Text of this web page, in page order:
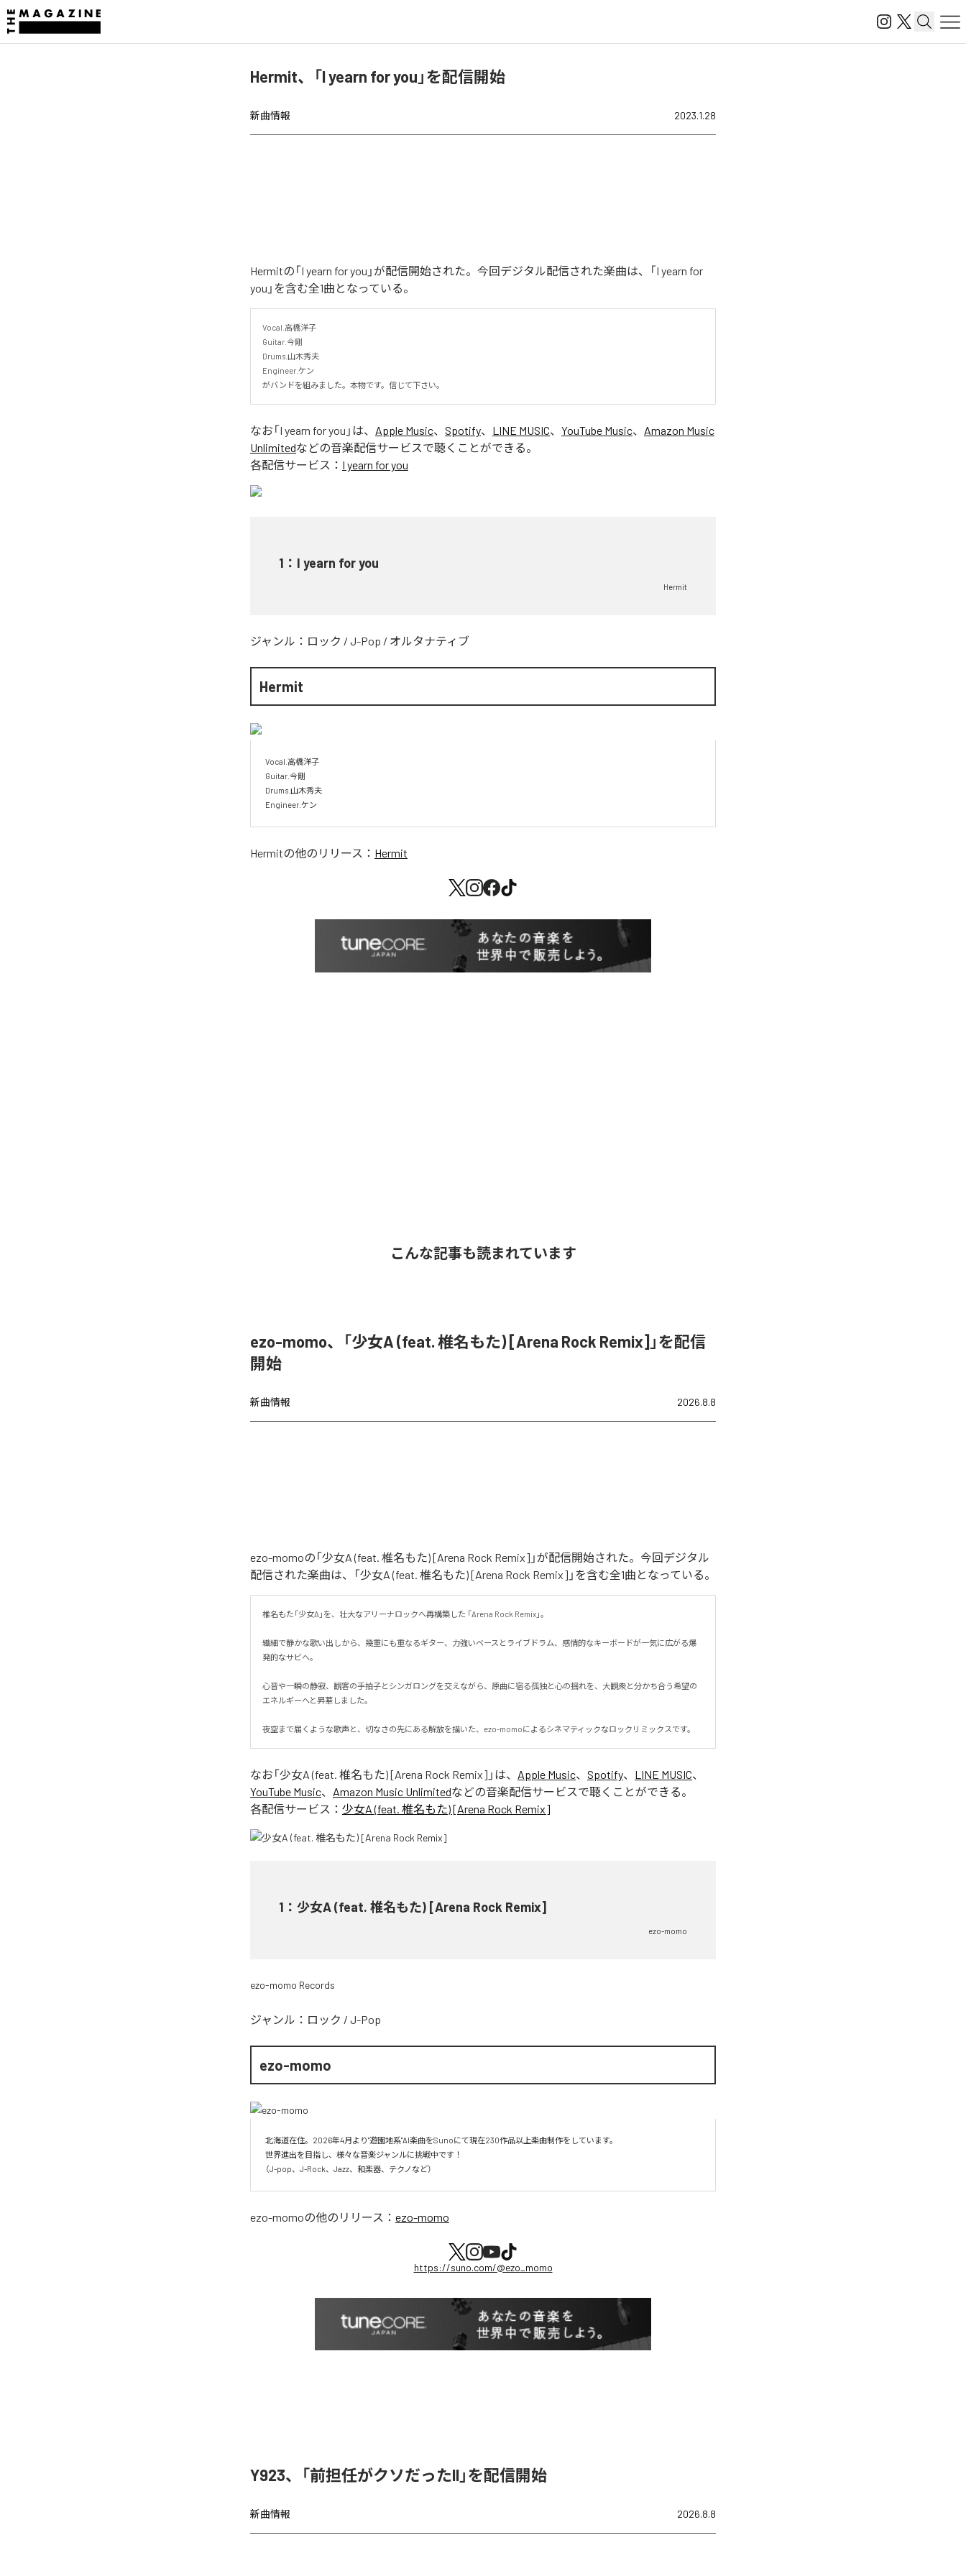
Hermit、「I yearn for you」を配信開始
新曲情報 2023.1.28
Hermitの「I yearn for you」が配信開始された。今回デジタル配信された楽曲は、「I yearn for
you」を含む全1曲となっている。
Vocal.高橋洋子
Guitar.今剛
Drums.山木秀夫
Engineer.ケン
がバンドを組みました。本物です。信じて下さい。
なお「I yearn for you 」は、 Apple Music、 Spotify、 LINE MUSIC、 YouTube Music、 Amazon Music
Unlimitedなどの音楽配信サービスで聴くことができる。
各配信サービス： I yearn for you
1 ： I yearn for you
Hermit
ジャンル： ロック / J-Pop / オルタナティブ
Hermit
Vocal.高橋洋子
Guitar.今剛
Drums.山木秀夫
Engineer.ケン
Hermitの他のリリース： Hermit
こんな記事も読まれています
ezo-momo、「少女A (feat. 椎名もた) [Arena Rock Remix]」を配信
開始
新曲情報 2026.8.8
ezo-momoの「少女A (feat. 椎名もた) [Arena Rock Remix]」が配信開始された。今回デジタル
配信された楽曲は、「少女A (feat. 椎名もた) [Arena Rock Remix]」を含む全1曲となっている。
椎名もた「少女A」を、壮大なアリーナロックへ再構築した 「Arena Rock Remix」。
繊細で静かな歌い出しから、幾重にも重なるギター、力強いベースとライブドラム、感情的なキーボードが一気に広がる爆
発的なサビへ。
心音や一瞬の静寂、観客の手拍子とシンガロングを交えながら、原曲に宿る孤独と心の揺れを、大観衆と分かち合う希望の
エネルギーへと昇華しました。
夜空まで届くような歌声と、切なさの先にある解放を描いた、ezo-momoによるシネマティックなロックリミックスです。
なお「少女A (feat. 椎名もた) [Arena Rock Remix] 」は、 Apple Music、 Spotify、 LINE MUSIC、
YouTube Music、 Amazon Music Unlimitedなどの音楽配信サービスで聴くことができる。
各配信サービス： 少女A (feat. 椎名もた) [Arena Rock Remix]
1 ： 少女A (feat. 椎名もた) [Arena Rock Remix]
ezo-momo
ezo-momo Records
ジャンル： ロック / J-Pop
ezo-momo
北海道在住。2026年4月より"遊園地系"AI楽曲をSunoにて現在230作品以上楽曲制作をしています。
世界進出を目指し、様々な音楽ジャンルに挑戦中です！
（J-pop、J-Rock、Jazz、和楽器、テクノなど）
ezo-momoの他のリリース： ezo-momo
https://suno.com/@ezo_momo
Y923、「前担任がクソだったII」を配信開始
新曲情報 2026.8.8